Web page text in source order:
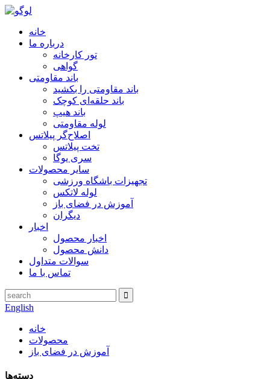
خانه
درباره ما
تور کارخانه
گواهی
باند مقاومتی
باند مقاومتی را بکشید
باند حلقه‌ای کوچک
باند هیپ
لوله مقاومتی
اصلاح‌گر پیلاتس
تخت پیلاتس
سری یوگا
سایر محصولات
تجهیزات باشگاه ورزشی
لوله لاتکس
آموزش در فضای باز
دیگران
اخبار
اخبار محصول
دانش محصول
سوالات متداول
تماس با ما
English
خانه
محصولات
آموزش در فضای باز
دسته‌ها